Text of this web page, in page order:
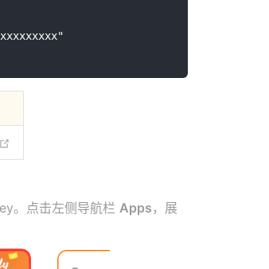
。点击左侧导航栏 Apps ，展